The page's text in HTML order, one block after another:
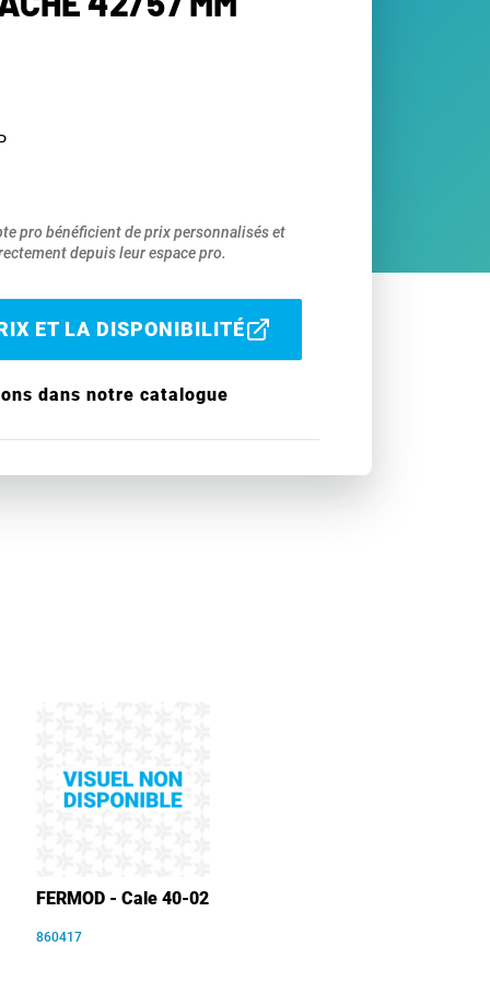
pro bénéficient de prix personnalisés et
depuis leur espace pro.
ET LA DISPONIBILITÉ
dans notre catalogue
FERMOD - Cale 40-02
860417